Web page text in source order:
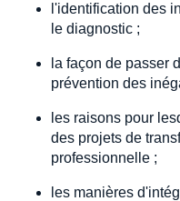
l'identification des
le diagnostic ;
la façon de passer
prévention des
les raisons pour
des projets de
professionnelle ;
les manières